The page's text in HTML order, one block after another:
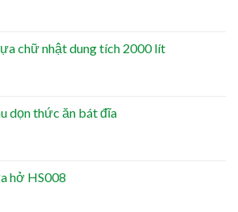
chữ nhật dung tích 2000 lít
dọn thức ăn bát đĩa
hở HS008